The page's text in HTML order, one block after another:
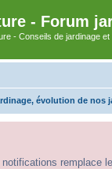
- Forum
- Conseils de jardinage
évolution de nos
remplace